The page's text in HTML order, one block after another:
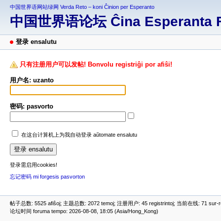
中国世界语网站绿网 Verda Reto – koni Ĉinion per Esperanto
中国世界语论坛 Ĉina Esperanta
登录 ensalutu
只有注册用户可以发帖! Bonvolu registriĝi por afiŝi!
用户名: uzanto
密码: pasvorto
在这台计算机上为我自动登录 aŭtomate ensalutu
登录需启用cookies!
忘记密码 mi forgesis pasvorton
帖子总数: 5525 afiŝoj; 主题总数: 2072 temoj; 注册用户: 45 registrintoj; 当前在线: 71
论坛时间 foruma tempo: 2026-08-08, 18:05 (Asia/Hong_Kong)